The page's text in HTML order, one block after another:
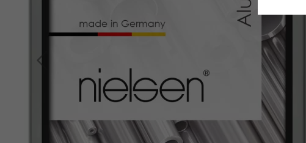
Terug